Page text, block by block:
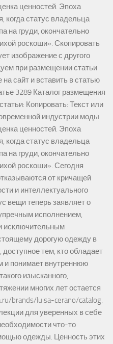
ценностей. Эпоха
когда статус владельца
на груди, окончательно
роскоши». Скопировать
изображение с другого
при размещении статьи
сайт и вставить в статью
3289 Каталог размещения
Копировать: Текст или
индустрии моды
ценностей. Эпоха
когда статус владельца
на груди, окончательно
роскоши». Сегодня
от кричащей
и интеллектуального
вещи теперь заявляет о
исполнением,
исключительным
дорогую одежду в
тем, кто обладает
и понимает внутреннюю
изысканного,
многих лет остается
brands/luisa-cerano/catalog.
для уверенных в себе
что-то
одежды. Ценность этих